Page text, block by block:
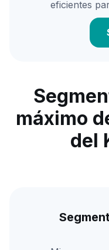
eficientes
máximo
del